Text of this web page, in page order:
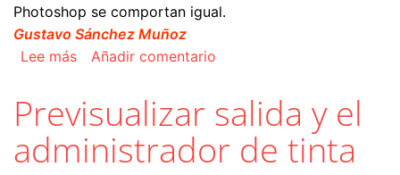
Photoshop se comportan igual.
Gustavo Sánchez Muñoz
Lee mássobre La gestión del color de InDesign es más
Añadir comentario
Previsualizar salida y el
administrador de tinta